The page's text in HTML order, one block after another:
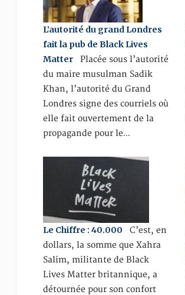
L’autorité du grand Londres
fait la pub de Black Lives
MatterPlacée sous l’autorité
du maire musulman Sadik
Khan, l’autorité du Grand
Londres signe des courriels où
elle fait ouvertement de la
propagande pour le…
Le Chiffre : 40.000 C’est, en
dollars, la somme que Xahra
Salim, militante de Black
Lives Matter britannique, a
détournée pour son confort